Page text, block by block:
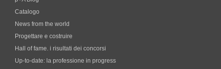
Catalogo
News from the world
Progettare e costruire
Hall of fame. i risultati dei concorsi
Up-to-date: la professione in progress